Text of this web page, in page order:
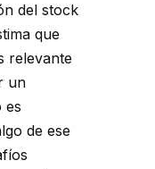
del stock
que
relevante
un
es
de ese